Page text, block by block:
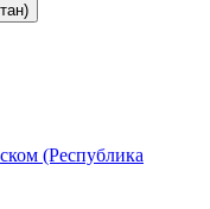
(Республика